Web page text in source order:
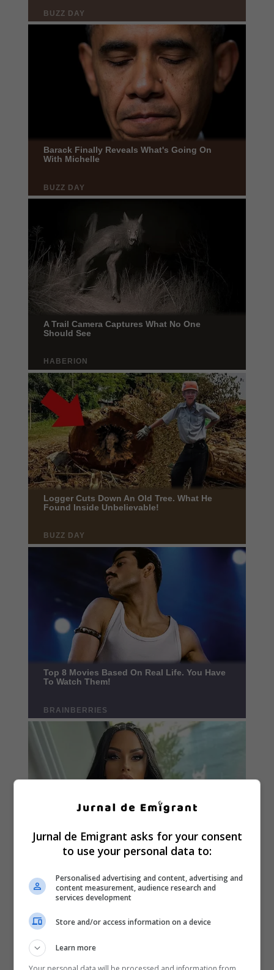
Jurnal de Emigrant asks for your consent
to use your personal data to:
Personalised advertising and content, advertising and
content measurement, audience research and
services development
Store and/or access information on a device
Learn more